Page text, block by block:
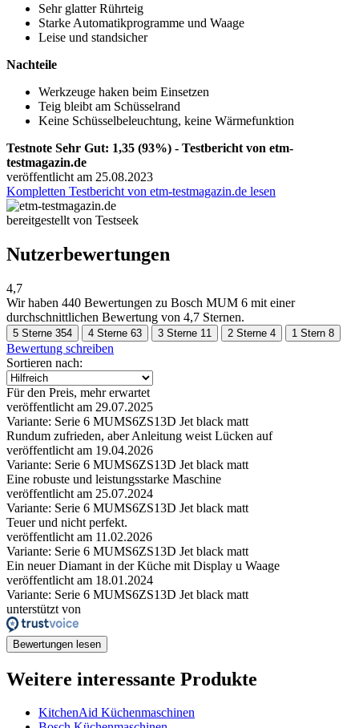
Sehr glatter Rührteig
Starke Automatikprogramme und Waage
Leise und standsicher
Nachteile
Werkzeuge haken beim Einsetzen
Teig bleibt am Schüsselrand
Keine Schüsselbeleuchtung, keine Wärmefunktion
Testnote Sehr Gut: 1,35 (93%) - Testbericht von etm-
testmagazin.de
veröffentlicht am 25.08.2023
Kompletten Testbericht von etm-testmagazin.de lesen
bereitgestellt von Testseek
Nutzerbewertungen
4,7
Wir haben 440 Bewertungen zu Bosch MUM 6 mit einer
durchschnittlichen Bewertung von 4,7 Sternen.
5 Sterne 354 4 Sterne 63 3 Sterne 11 2 Sterne 4 1 Stern 8
Bewertung schreiben
Sortieren nach:
Für den Preis, mehr erwartet
veröffentlicht am 29.07.2025
Variante: Serie 6 MUMS6ZS13D Jet black matt
Rundum zufrieden, aber Anleitung weist Lücken auf
veröffentlicht am 19.04.2026
Variante: Serie 6 MUMS6ZS13D Jet black matt
Eine robuste und leistungsstarke Maschine
veröffentlicht am 25.07.2024
Variante: Serie 6 MUMS6ZS13D Jet black matt
Teuer und nicht perfekt.
veröffentlicht am 11.02.2026
Variante: Serie 6 MUMS6ZS13D Jet black matt
Ein neuer Diamant in der Küche mit Display u Waage
veröffentlicht am 18.01.2024
Variante: Serie 6 MUMS6ZS13D Jet black matt
unterstützt von
Bewertungen lesen
Weitere interessante Produkte
KitchenAid Küchenmaschinen